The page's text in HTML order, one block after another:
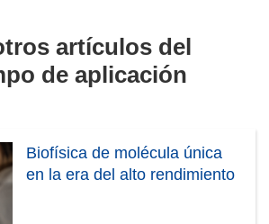
artículos del
de aplicación
Biofísica de molécula única
en la era del alto rendimiento